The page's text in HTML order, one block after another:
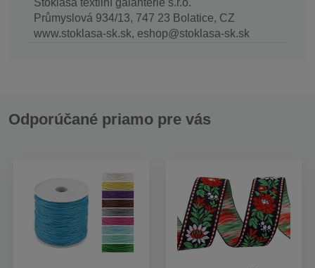
Průmyslová 934/13, 747 23 Bolatice, CZ
www.stoklasa-sk.sk, eshop@stoklasa-sk.sk
Odporúčané priamo pre vás